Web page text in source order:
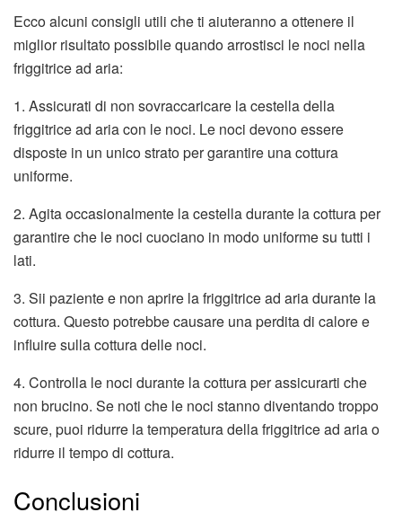
Ecco alcuni consigli utili che ti aiuteranno a ottenere il
miglior risultato possibile quando arrostisci le noci nella
friggitrice ad aria:
1. Assicurati di non sovraccaricare la cestella della
friggitrice ad aria con le noci. Le noci devono essere
disposte in un unico strato per garantire una cottura
uniforme.
2. Agita occasionalmente la cestella durante la cottura per
garantire che le noci cuociano in modo uniforme su tutti i
lati.
3. Sii paziente e non aprire la friggitrice ad aria durante la
cottura. Questo potrebbe causare una perdita di calore e
influire sulla cottura delle noci.
4. Controlla le noci durante la cottura per assicurarti che
non brucino. Se noti che le noci stanno diventando troppo
scure, puoi ridurre la temperatura della friggitrice ad aria o
ridurre il tempo di cottura.
Conclusioni